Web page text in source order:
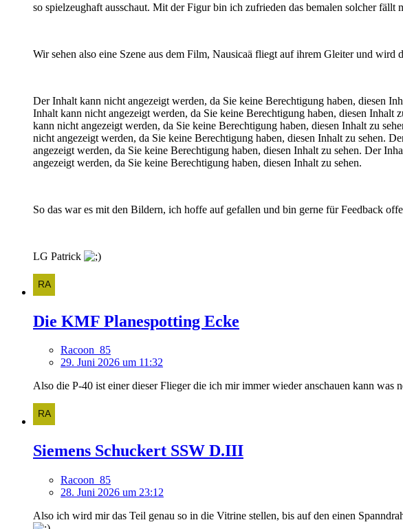
so spielzeughaft ausschaut. Mit der Figur bin ich zufrieden das bemalen solcher fällt
Wir sehen also eine Szene aus dem Film, Nausicaä fliegt auf ihrem Gleiter und wird
Der Inhalt kann nicht angezeigt werden, da Sie keine Berechtigung haben, diesen
Inhalt kann nicht angezeigt werden, da Sie keine Berechtigung haben, diesen Inhalt
kann nicht angezeigt werden, da Sie keine Berechtigung haben, diesen Inhalt zu
nicht angezeigt werden, da Sie keine Berechtigung haben, diesen Inhalt zu sehen.
angezeigt werden, da Sie keine Berechtigung haben, diesen Inhalt zu sehen. Der
angezeigt werden, da Sie keine Berechtigung haben, diesen Inhalt zu sehen.
So das war es mit den Bildern, ich hoffe auf gefallen und bin gerne für Feedback
LG Patrick
Die KMF Planespotting Ecke
Racoon_85
29. Juni 2026 um 11:32
Also die P-40 ist einer dieser Flieger die ich mir immer wieder anschauen kann was
Siemens Schuckert SSW D.III
Racoon_85
28. Juni 2026 um 23:12
Also ich wird mir das Teil genau so in die Vitrine stellen, bis auf den einen